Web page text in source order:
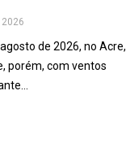
de 2026, no Acre,
porém, com ventos